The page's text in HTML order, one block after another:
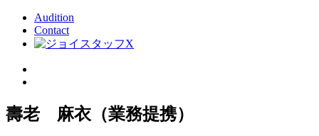
Audition
Contact
壽老 麻衣（業務提携）